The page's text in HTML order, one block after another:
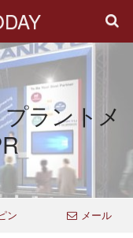
ラントメ
ン メール